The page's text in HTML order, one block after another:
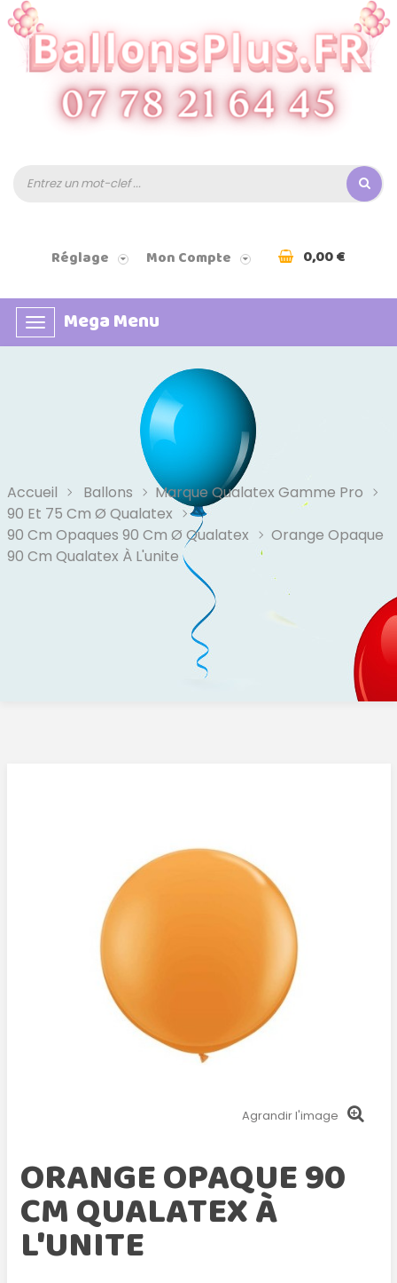
Réglage Mon Compte 0,00 €
Basculer
la
Mega Menu
Accueil Ballons
Marque Qualatex Gamme Pro
90 Et 75 Cm Ø Qualatex
90 Cm Opaques 90 Cm Ø Qualatex
Orange Opaque
90 Cm Qualatex À L'unite
Agrandir l'image
ORANGE OPAQUE 90
CM QUALATEX À
L'UNITE